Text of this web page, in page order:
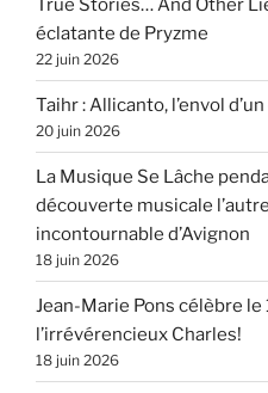
True Stories… And Other
éclatante de Pryzme
22 juin 2026
Taihr : Allicanto, l’envol
20 juin 2026
La Musique Se Lâche
découverte musicale
incontournable d’Avignon
18 juin 2026
Jean-Marie Pons célèbre le
l’irrévérencieux Charles!
18 juin 2026